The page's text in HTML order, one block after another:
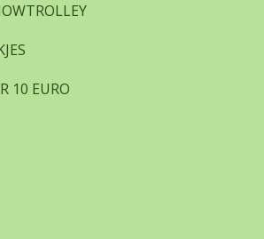
10 EURO